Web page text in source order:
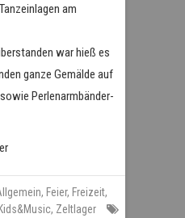
am
war hieß es
ganze Gemälde auf
Perlenarmbänder-
, Feier, Freizeit,
Kids&Music, Zeltlager